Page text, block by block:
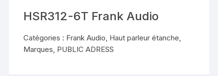
HSR312-6T Frank Audio
Catégories : Frank Audio, Haut parleur étanche,
Marques, PUBLIC ADRESS